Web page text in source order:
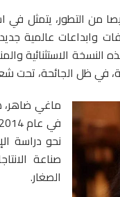
من التطور، يتمثل
وابداعات عالمية
الاستثنائية
في ظل الجائحة، تحت
ماغي ضاهر،
نحو دراسة
صناعة
الصغار.